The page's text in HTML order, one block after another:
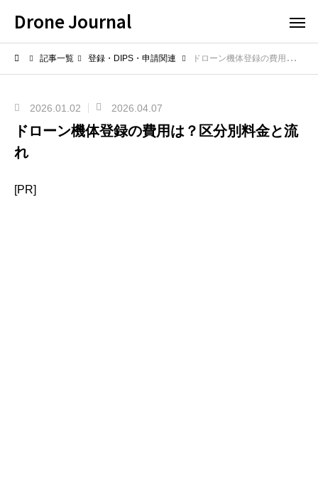
Drone Journal
記事一覧 登録・DIPS・申請関連 ドローン機体登録の費用は？区分別料金と流れ
2026.01.02 2026.04.07
ドローン機体登録の費用は？区分別料金と流
れ
[PR]